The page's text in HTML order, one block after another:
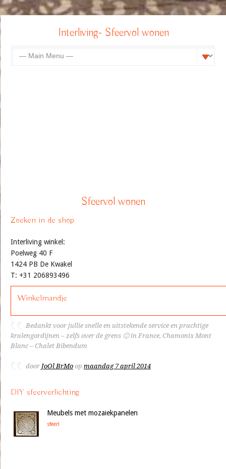
Interliving- Sfeervol wonen
Sfeervol wonen
Zoeken in de shop
Interliving winkel:
Poelweg 40 F
1424 PB De Kwakel
T: +31 206893496
Winkelmandje
Bedankt voor jullie snelle en uitstekende service en prachtige
kralengordijnen – zelfs over de grens 🙂 in France, Chamonix Mont
Blanc – Chalet Bibendum
door JoOl BrMo op maandag 7 april 2014
DIY sfeerverlichting
Meubels met mozaiekpanelen
sfeer!